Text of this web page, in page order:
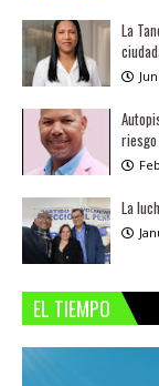
La
riesgo
La
EL TIEMPO